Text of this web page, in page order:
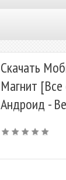
Скачать
Магнит
Андроид -